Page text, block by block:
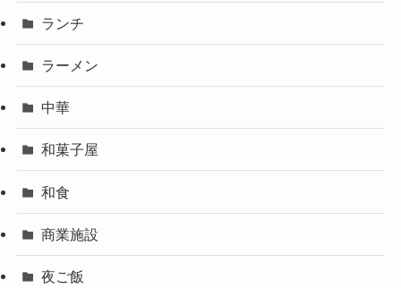
ランチ
ラーメン
中華
和菓子屋
和食
商業施設
夜ご飯